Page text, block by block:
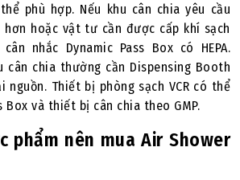
phù hợp. Nếu khu cân chia yêu cầu
hơn hoặc vật tư cần được cấp khí sạch
nhắc Dynamic Pass Box có HEPA.
cân chia thường cần Dispensing Booth
Thiết bị phòng sạch VCR có thể
Box và thiết bị cân chia theo GMP.
phẩm nên mua Air Shower